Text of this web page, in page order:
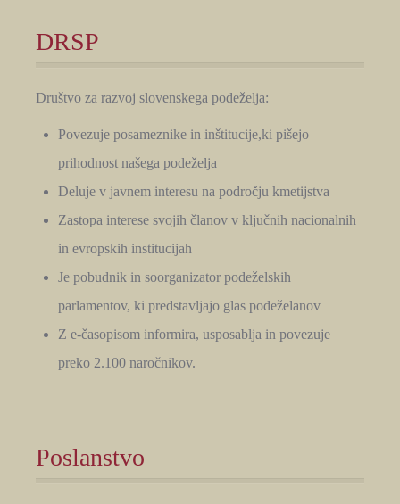
DRSP
Društvo za razvoj slovenskega podeželja:
Povezuje posameznike in inštitucije,ki pišejo
prihodnost našega podeželja
Deluje v javnem interesu na področju kmetijstva
Zastopa interese svojih članov v ključnih nacionalnih
in evropskih institucijah
Je pobudnik in soorganizator podeželskih
parlamentov, ki predstavljajo glas podeželanov
Z e-časopisom informira, usposablja in povezuje
preko 2.100 naročnikov.
Poslanstvo